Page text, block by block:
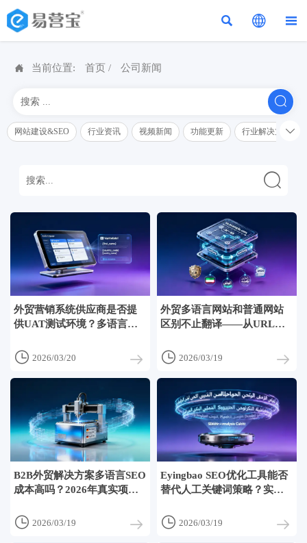
  
 当前位置: 首页 / 公司新闻

网站建设&SEO 行业资讯 视频新闻 功能更新 行业解决方案解读


外贸营销系统供应商是否提
供UAT测试环境？多语言表
件模板变量测试流程
 2026/03/20
外贸多语言网站和普通网站
区别不止翻译——从URL结
信任链设计全对比
 2026/03/19
B2B外贸解决方案多语言SEO
成本高吗？2026年真实项目
62%，技术部署仅占19%
 2026/03/19
Eyingbao SEO优化工具能否
替代人工关键词策略？实测
掘，但核心词布局仍需本地
化语义判断
 2026/03/19